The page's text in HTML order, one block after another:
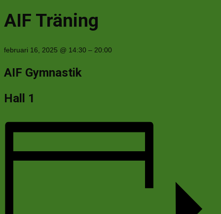
AIF Träning
februari 16, 2025 @ 14:30 – 20:00
AIF Gymnastik
Hall 1